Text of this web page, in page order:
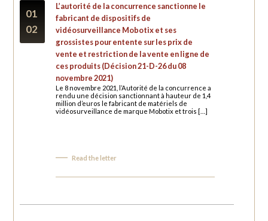
01
02
L’autorité de la concurrence sanctionne le
fabricant de dispositifs de
vidéosurveillance Mobotix et ses
grossistes pour entente sur les prix de
vente et restriction de la vente en ligne de
ces produits (Décision 21-D-26 du 08
novembre 2021)
Le 8 novembre 2021, l’Autorité de la concurrence a
rendu une décision sanctionnant à hauteur de 1,4
million d’euros le fabricant de matériels de
vidéosurveillance de marque Mobotix et trois […]
Read the letter